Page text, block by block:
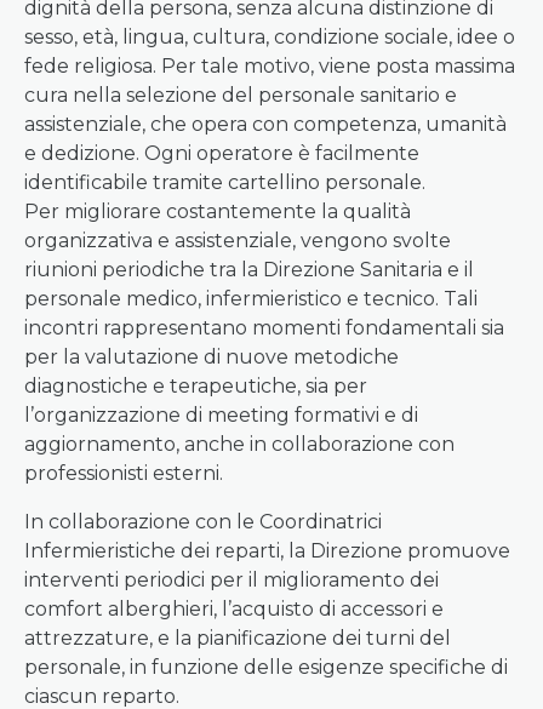
dignità della persona, senza alcuna distinzione di
sesso, età, lingua, cultura, condizione sociale, idee o
fede religiosa. Per tale motivo, viene posta massima
cura nella selezione del personale sanitario e
assistenziale, che opera con competenza, umanità
e dedizione. Ogni operatore è facilmente
identificabile tramite cartellino personale.
Per migliorare costantemente la qualità
organizzativa e assistenziale, vengono svolte
riunioni periodiche tra la Direzione Sanitaria e il
personale medico, infermieristico e tecnico. Tali
incontri rappresentano momenti fondamentali sia
per la valutazione di nuove metodiche
diagnostiche e terapeutiche, sia per
l’organizzazione di meeting formativi e di
aggiornamento, anche in collaborazione con
professionisti esterni.
In collaborazione con le Coordinatrici
Infermieristiche dei reparti, la Direzione promuove
interventi periodici per il miglioramento dei
comfort alberghieri, l’acquisto di accessori e
attrezzature, e la pianificazione dei turni del
personale, in funzione delle esigenze specifiche di
ciascun reparto.